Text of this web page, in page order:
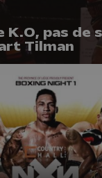
K.O, pas de
Tilman